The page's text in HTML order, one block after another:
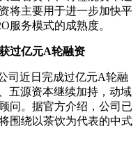
将主要用于进一步加快平
服务模式的成熟度。
过亿元A轮融资
近日完成过亿元A轮融
五源资本继续加持，动域
问。据官方介绍，公司已
围绕以茶饮为代表的中式